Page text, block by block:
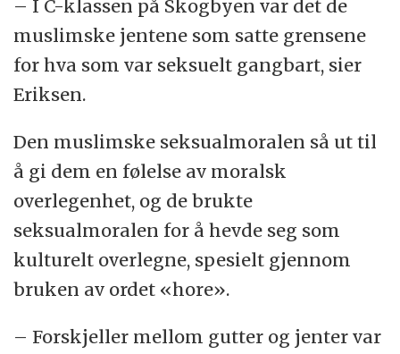
– I C-klassen på Skogbyen var det de
muslimske jentene som satte grensene
for hva som var seksuelt gangbart, sier
Eriksen.
Den muslimske seksualmoralen så ut til
å gi dem en følelse av moralsk
overlegenhet, og de brukte
seksualmoralen for å hevde seg som
kulturelt overlegne, spesielt gjennom
bruken av ordet «hore».
– Forskjeller mellom gutter og jenter var